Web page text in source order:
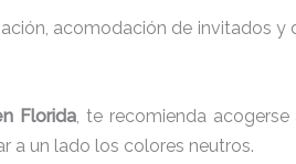
acomodación de invitados y
Florida, te recomienda acogerse
a un lado los colores neutros.